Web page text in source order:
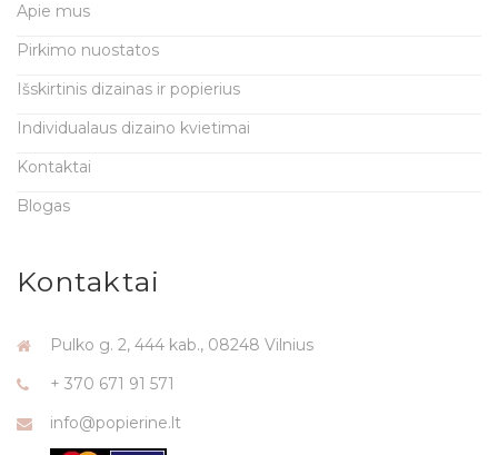
Apie mus
Pirkimo nuostatos
Išskirtinis dizainas ir popierius
Individualaus dizaino kvietimai
Kontaktai
Blogas
Kontaktai
Pulko g. 2, 444 kab., 08248 Vilnius
+ 370 671 91 571
info@popierine.lt